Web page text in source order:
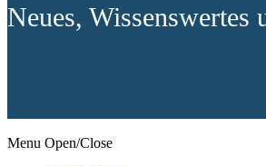
Neues, Wissenswertes
Menu Open/Close